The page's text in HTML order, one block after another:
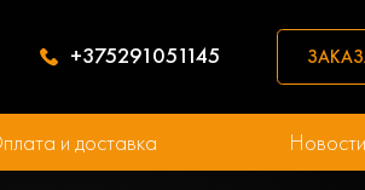
+375291051145
и доставка Новости